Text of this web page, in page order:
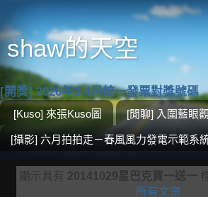
shaw的天空
[開獎] 2026年3-4月統一發票對獎號碼
[Kuso] 來張Kuso圖 [閒聊] 入圍藍眼
[攝影] 六月拍拍走－春風風力發電示範系
顯示具有 20141029星巴克買一送一
所有文章